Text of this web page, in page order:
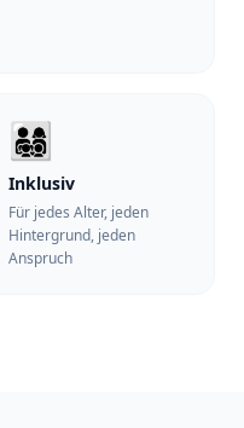
👨‍👩‍👧‍👦
Inklusiv
Für jedes Alter, jeden
Hintergrund, jeden
Anspruch